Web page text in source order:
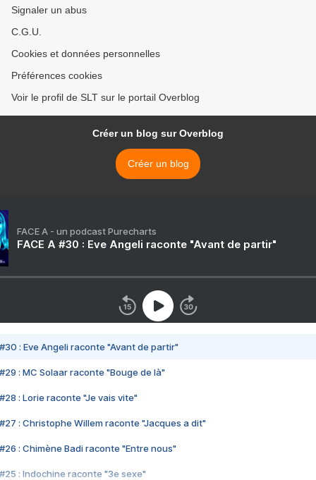
Signaler un abus
C.G.U.
Cookies et données personnelles
Préférences cookies
Voir le profil de SLT sur le portail Overblog
Créer un blog sur Overblog
Créer un blog
FACE A - un podcast Purecharts
FACE A #30 : Eve Angeli raconte "Avant de partir"
#30 : Eve Angeli raconte "Avant de partir"
#29 : MC Solaar raconte "Bouge de là"
#28 : Lorie raconte "Je vais vite"
#27 : Christophe Willem raconte "Jacques a dit"
#26 : Chimène Badi raconte "Entre nous"
#25 : Indochine raconte "3e sexe"